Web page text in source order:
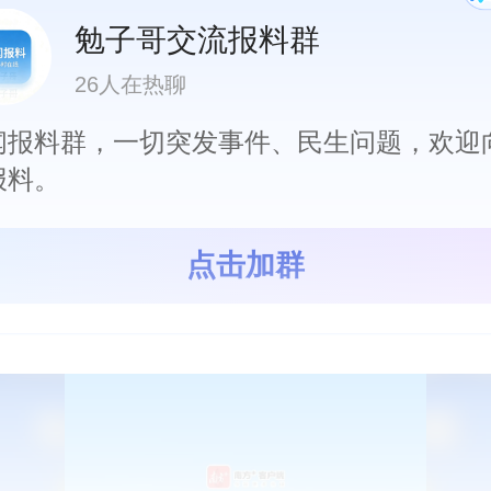
勉子哥交流报料群
26人在热聊
报料群，一切突发事件、民生问题，欢迎
。
点击加群